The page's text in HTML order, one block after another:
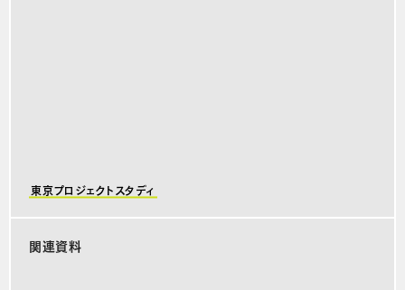
東京プロジェクトスタディ
関連資料